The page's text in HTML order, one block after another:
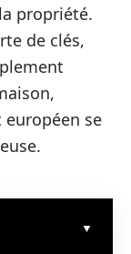
propriété.
de clés,
se